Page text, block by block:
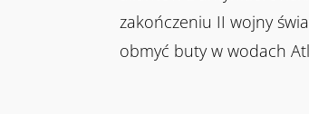
zakończeniu II wojny
obmyć buty w wodach